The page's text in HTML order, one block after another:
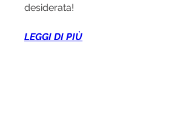
desiderata!
LEGGI DI PIÙ